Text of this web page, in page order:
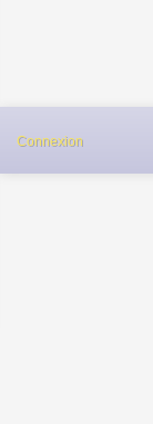
Connexion